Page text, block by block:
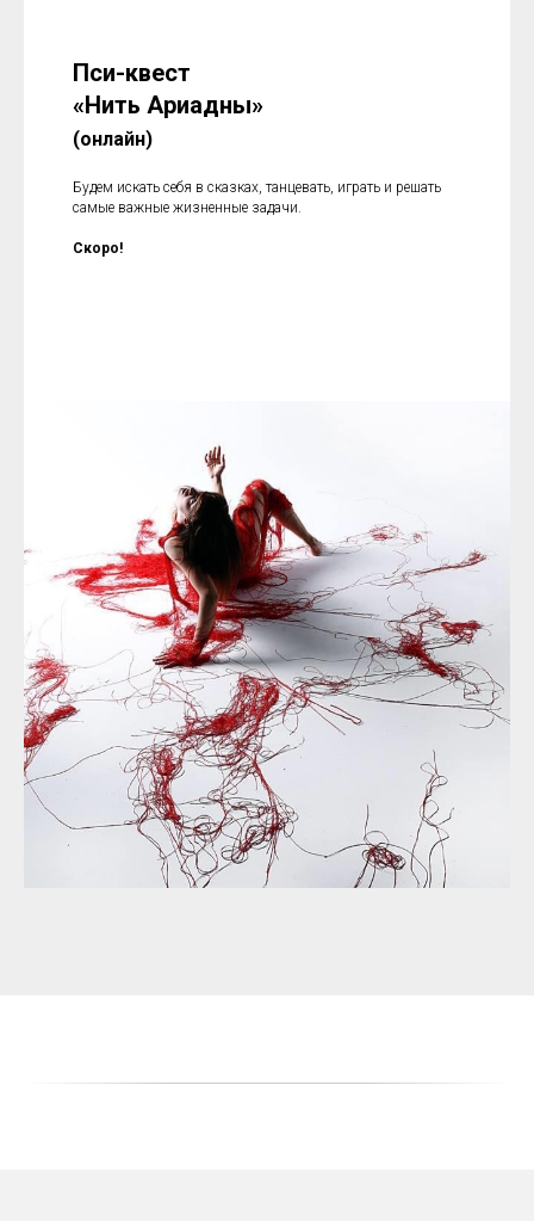
Пси-квест
«Нить Ариадны»
(онлайн)
Будем искать себя в сказках, танцевать, играть и решать
самые важные жизненные задачи.
Скоро!